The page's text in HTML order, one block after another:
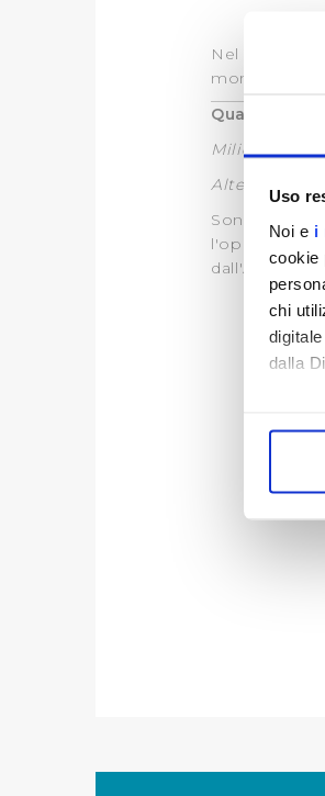
Uso
Noi e i
cookie
chi
dalla
Nel menu
Quanto
Milioni di
Altezza del
Sono
l'opuscolo
dall'Autorità